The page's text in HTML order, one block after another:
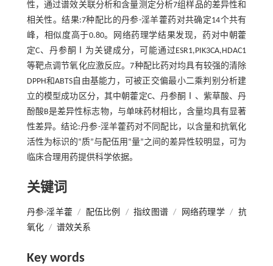
性，通过谱效关联分析和含量测定分析7组样品的差异性和
相关性。结果:7种配比的丹参-淫羊藿药对共确定14个共有
峰，相似度高于0.80。网络药理学结果发现，药对中朝藿
定C、丹参酮Ⅰ为关键成分，可能通过ESR1,PIK3CA,HDAC1
等靶点调节氧化应激反应。7种配比药对均具有较强的清除
DPPH和ABTS自由基能力，可被正交偏最小二乘判别分析建
立的模型成功区分，其中朝藿定C、丹参酮Ⅰ、紫草酸、丹
酚酸B是差异性标志物，与单味药材相比，含量均具有显著
性差异。结论:丹参-淫羊藿药对不同配比，以含量和抗氧化
活性为标识的“质”与配伍用“量”之间的差异性较明显，可为
临床合理用药提供科学依据。
关键词
丹参-淫羊藿 / 配伍比例 / 指纹图谱 / 网络药理学 / 抗
氧化 / 谱效关系
Key words